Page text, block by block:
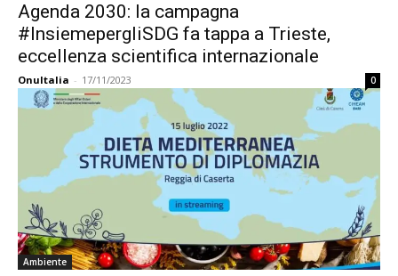
Agenda 2030: la campagna
#InsiemepergliSDG fa tappa a Trieste,
eccellenza scientifica internazionale
OnuItalia - 17/11/2023 0
Ambiente